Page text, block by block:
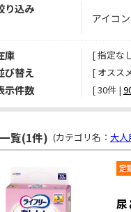
り込み
アイコン
庫 [ 指定な
び替え [ オスス
示件数 [ 30件 |
覧(1件) (カテゴリ名： 大人
尿